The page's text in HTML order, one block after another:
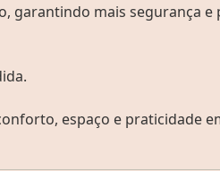
garantindo mais segurança e
espaço e praticidade